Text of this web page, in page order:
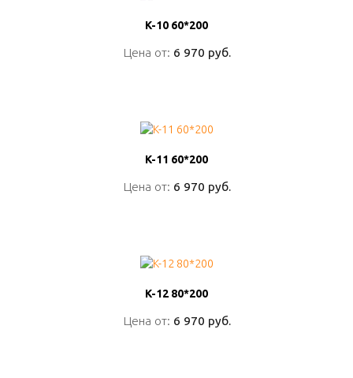
K-10 60*200
Цена от: 6 970 руб.
K-10 60*200
Цена от: 6 970 руб.
K-11 60*200
Цена от: 6 970 руб.
K-11 60*200
Цена от: 6 970 руб.
K-12 80*200
Цена от: 6 970 руб.
K-12 80*200
Цена от: 6 970 руб.